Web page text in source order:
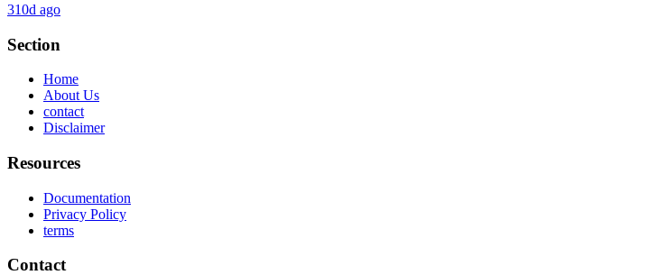
310d ago
Section
Home
About Us
contact
Disclaimer
Resources
Documentation
Privacy Policy
terms
Contact